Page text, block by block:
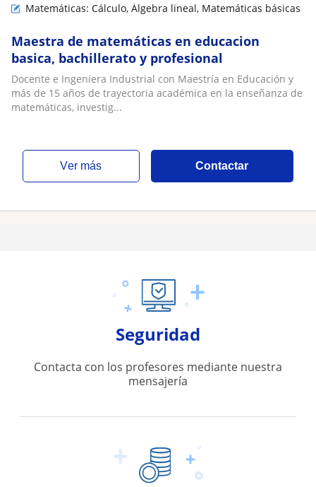
Matemáticas: Cálculo, Álgebra lineal, Matemáticas básicas
Maestra de matemáticas en educacion
basica, bachillerato y profesional
Docente e Ingeniera Industrial con Maestría en Educación y
más de 15 años de trayectoria académica en la enseñanza de
matemáticas, investig...
ver más Contactar
Seguridad
Contacta con los profesores mediante nuestra
mensajería